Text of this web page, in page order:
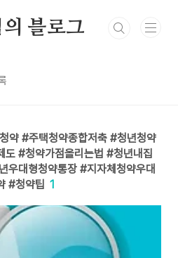
블로그
약 #주택청약종합저축 #청년청약
#청약가점올리는법 #청년내집
우대형청약통장 #지자체청약우대
#청약팁 1